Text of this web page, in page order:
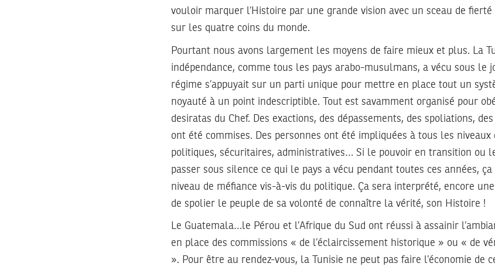
vouloir marquer l’Histoire par une grande vision avec un sceau de
sur les quatre coins du monde.
Pourtant nous avons largement les moyens de faire mieux et plus. La
indépendance, comme tous les pays arabo-musulmans, a vécu sous le
régime s’appuyait sur un parti unique pour mettre en place tout un
noyauté à un point indescriptible. Tout est savamment organisé pour
desiratas du Chef. Des exactions, des dépassements, des spoliations,
ont été commises. Des personnes ont été impliquées à tous les niveaux
politiques, sécuritaires, administratives… Si le pouvoir en transition ou
passer sous silence ce qui le pays a vécu pendant toutes ces années,
niveau de méfiance vis-à-vis du politique. Ça sera interprété, encore
de spolier le peuple de sa volonté de connaître la vérité, son Histoire !
Le Guatemala…le Pérou et l’Afrique du Sud ont réussi à assainir
en place des commissions « de l’éclaircissement historique » ou « de
». Pour être au rendez-vous, la Tunisie ne peut pas faire l’économie de